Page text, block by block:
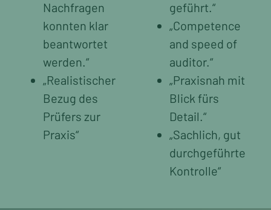
Nachfragen
konnten klar
beantwortet
werden.“
„Realistischer
Bezug des
Prüfers zur
Praxis“
geführt.“
„Competence
and speed of
auditor.“
„Praxisnah mit
Blick fürs
Detail.“
„Sachlich, gut
durchgeführte
Kontrolle“